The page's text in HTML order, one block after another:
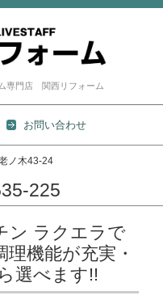
専門店 関西リフォーム
お問い合わせ
ノ木43-24
225
ン ラクエラで
機能が充実・
選べます!!